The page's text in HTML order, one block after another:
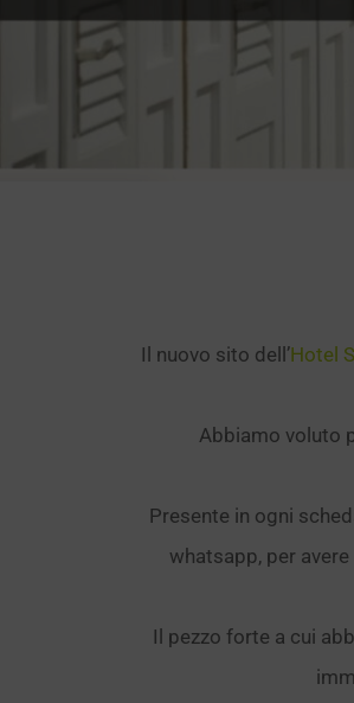
Il nuovo sito dell’Hotel
Abbiamo voluto
Presente in ogni
whatsapp, per
Il pezzo forte a cui